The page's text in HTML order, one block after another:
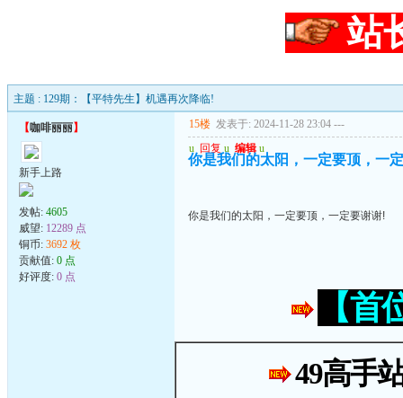
站
主题 : 129期：【平特先生】机遇再次降临!
【咖啡丽丽】
新手上路
发帖: 4605
威望: 12289 点
铜币: 3692 枚
贡献值: 0 点
好评度: 0 点
15楼 发表于: 2024-11-28 23:04 ---
u 回复 u 编辑 u
你是我们的太阳，一定要顶，一
你是我们的太阳，一定要顶，一定要谢谢!
【
49高手